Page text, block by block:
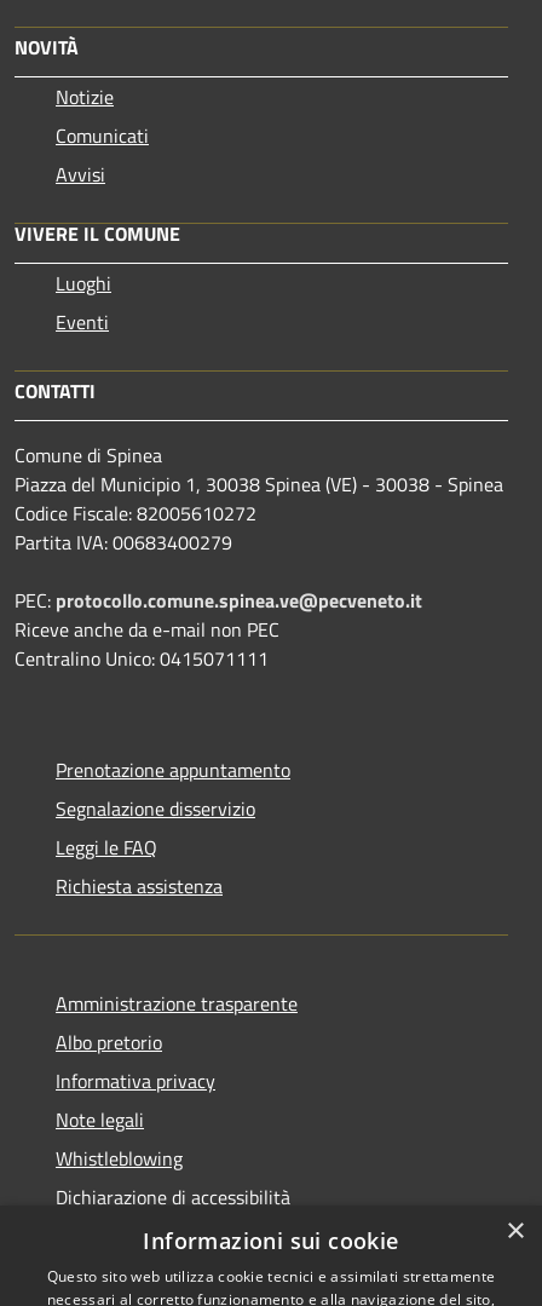
NOVITÀ
Notizie
Comunicati
Avvisi
VIVERE IL COMUNE
Luoghi
Eventi
CONTATTI
Comune di Spinea
Piazza del Municipio 1, 30038 Spinea (VE) - 30038 - Spinea
Codice Fiscale: 82005610272
Partita IVA: 00683400279
PEC: protocollo.comune.spinea.ve@pecveneto.it
Riceve anche da e-mail non PEC
Centralino Unico: 0415071111
Prenotazione appuntamento
Segnalazione disservizio
Leggi le FAQ
Richiesta assistenza
Amministrazione trasparente
Albo pretorio
Informativa privacy
Note legali
Whistleblowing
Dichiarazione di accessibilità
Obiettivi di accessibilità
×
Informazioni sui cookie
Questo sito web utilizza cookie tecnici e assimilati strettamente
necessari al corretto funzionamento e alla navigazione del sito,